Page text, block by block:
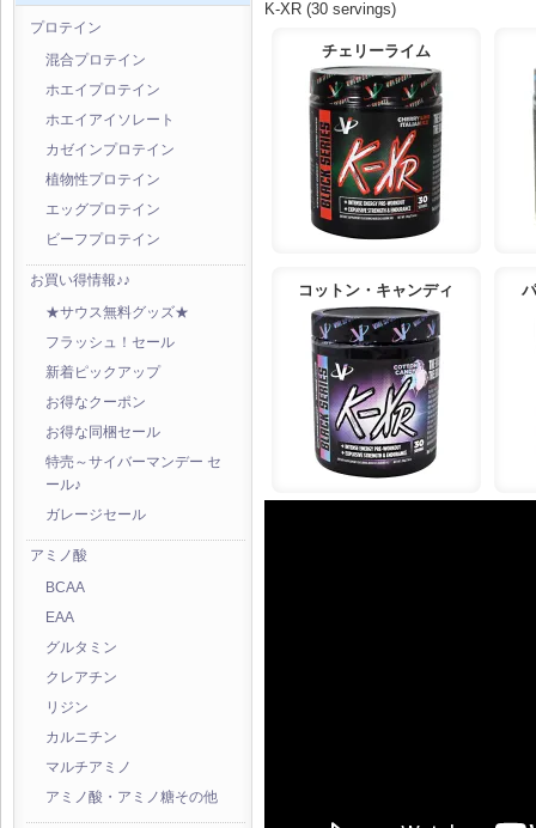
プロテイン
混合プロテイン
ホエイプロテイン
ホエイアイソレート
カゼインプロテイン
植物性プロテイン
エッグプロテイン
ビーフプロテイン
お買い得情報♪♪
★サウス無料グッズ★
フラッシュ！セール
新着ピックアップ
お得なクーポン
お得な同梱セール
特売～サイバーマンデー セ
ール♪
ガレージセール
アミノ酸
BCAA
EAA
グルタミン
クレアチン
リジン
カルニチン
マルチアミノ
アミノ酸・アミノ糖その他
K-XR (30 servings)
チェリーライム
コットン・キャンディ